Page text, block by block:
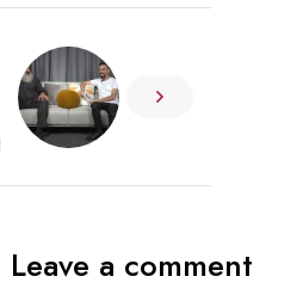
Leave a comment